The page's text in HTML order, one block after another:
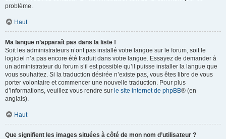
problème.
Haut
Ma langue n’apparaît pas dans la liste !
Soit les administrateurs n’ont pas installé votre langue sur le forum, soit le
logiciel n’a pas encore été traduit dans votre langue. Essayez de demander à
un administrateur du forum s’il est possible qu’il puisse installer la langue que
vous souhaitez. Si la traduction désirée n’existe pas, vous êtes libre de vous
porter volontaire et commencer une nouvelle traduction. Pour plus
d’informations, veuillez vous rendre sur le site internet de phpBB® (en
anglais).
Haut
Que signifient les images situées à côté de mon nom d’utilisateur ?